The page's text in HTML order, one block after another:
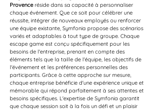
Provence réside dans sa capacité à personnaliser
chaque événement. Que ce soit pour célébrer une
réussite, intégrer de nouveaux employés ou renforcer
une équipe existante, Symfonia propose des scénarios
variés et adaptables à tout type de groupe. Chaque
escape game est conçu spécifiquement pour les
besoins de l'entreprise, prenant en compte des
éléments tels que la taille de l'équipe, les objectifs de
l'événement et les préférences personnelles des
participants. Grâce à cette approche sur mesure,
chaque entreprise bénéficie d'une expérience unique et
mémorable qui répond parfaitement à ses attentes et
besoins spécifiques. L'expertise de Symfonia garantit
que chaque session soit à la fois un défi et un plaisir